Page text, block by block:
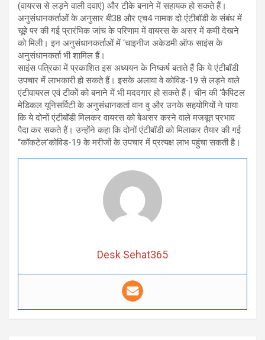
(वायरस से लड़ने वाली दवाएं) और टीके बनाने में सहायक हो सकते हैं।
अनुसंधानकर्ताओं के अनुसार बी38 और एच4 नामक दो एंटीबॉडी के संबंध में
चूहे पर की गई प्रारंभिक जांच के परिणाम में वायरस के असर में कमी देखने
को मिली। इन अनुसंधानकर्ताओं में ‘चाइनीज अकेडमी ऑफ साइंस के
अनुसंधानकर्ता भी शामिल हैं।
साइंस पत्रिका में प्रकाशित इस अध्ययन के निष्कर्ष बताते हैं कि ये एंटीबॉडी
उपचार में लाभकारी हो सकते हैं। इसके अलावा वे कोविड-19 से लड़ने वाले
एंटीवायरल एवं टीकों को बनाने में भी मददगार हो सकते हैं। चीन की ‘कैपिटल
मेडिकल यूनिसर्विटी के अनुसंधानकर्ता वान वु और उनके सहयोगियों ने पाया
कि ये दोनों एंटीबॉडी मिलकर वायरस को बेअसर करने वाले मजबूत प्रभाव
पैदा कर सकते हैं। उन्होंने कहा कि दोनों एंटीबॉडी को मिलाकर तैयार की गई
‘‘कॉकटेल’कोविड-19 के मरीजों के उपचार में प्रत्यक्ष लाभ पहुंचा सकती है।
Desk Sehat365